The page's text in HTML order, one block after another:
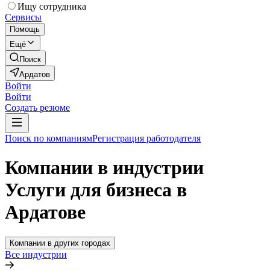
Ищу сотрудника
Сервисы
Помощь
Ещё
Поиск
Ардатов
Войти
Войти
Создать резюме
Поиск по компаниямРегистрация работодателя
Компании в индустрии
Услуги для бизнеса в
Ардатове
Компании в других городах
Все индустрии